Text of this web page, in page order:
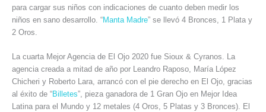
para cargar sus niños con indicaciones de cuanto deben medir los
niños en sano desarrollo. “Manta Madre” se llevó 4 Bronces, 1 Plata y
2 Oros.
La cuarta Mejor Agencia de El Ojo 2020 fue Sioux & Cyranos. La
agencia creada a mitad de año por Leandro Raposo, María López
Chicheri y Roberto Lara, arrancó con el pie derecho en El Ojo, gracias
al éxito de “Billetes”, pieza ganadora de 1 Gran Ojo en Mejor Idea
Latina para el Mundo y 12 metales (4 Oros, 5 Platas y 3 Bronces). El